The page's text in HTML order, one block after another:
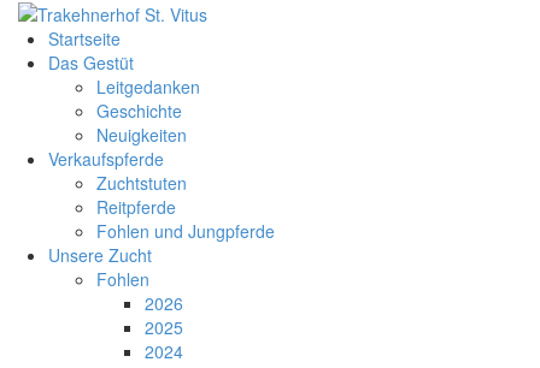
Startseite
Das Gestüt
Leitgedanken
Geschichte
Neuigkeiten
Verkaufspferde
Zuchtstuten
Reitpferde
Fohlen und Jungpferde
Unsere Zucht
Fohlen
2026
2025
2024